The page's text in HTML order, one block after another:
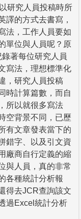
研究人員投稿時所
譯的方式去書寫，
法，工作人員要如
單位與人員呢？原
著每位研究人員
寫法，理想標準化
，研究人員投稿
時計算篇數，而自
所以就很多寫法
空背景不同，已歷
有文章發表當下的
錯字、以及引文資
廠商自行定義的縮
與人員，真的非常
各種統計分析報
得去JCR查詢該文
過Excel統計分析